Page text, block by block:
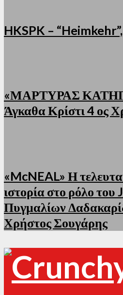
HKSPK –
«ΜΑΡΤΥΡΑΣ
Άγκαθα Κρίστι 4 ος
«McNEAL» Η
ιστορία στο ρόλο
Πυγμαλίων
Χρήστος Σουγάρης